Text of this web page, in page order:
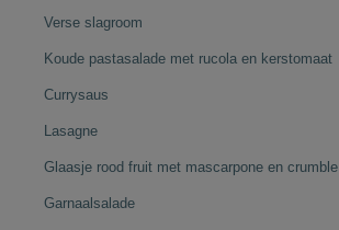
Verse slagroom
Koude pastasalade met rucola en kerstomaat
Currysaus
Lasagne
Glaasje rood fruit met mascarpone en crumble
Garnaalsalade